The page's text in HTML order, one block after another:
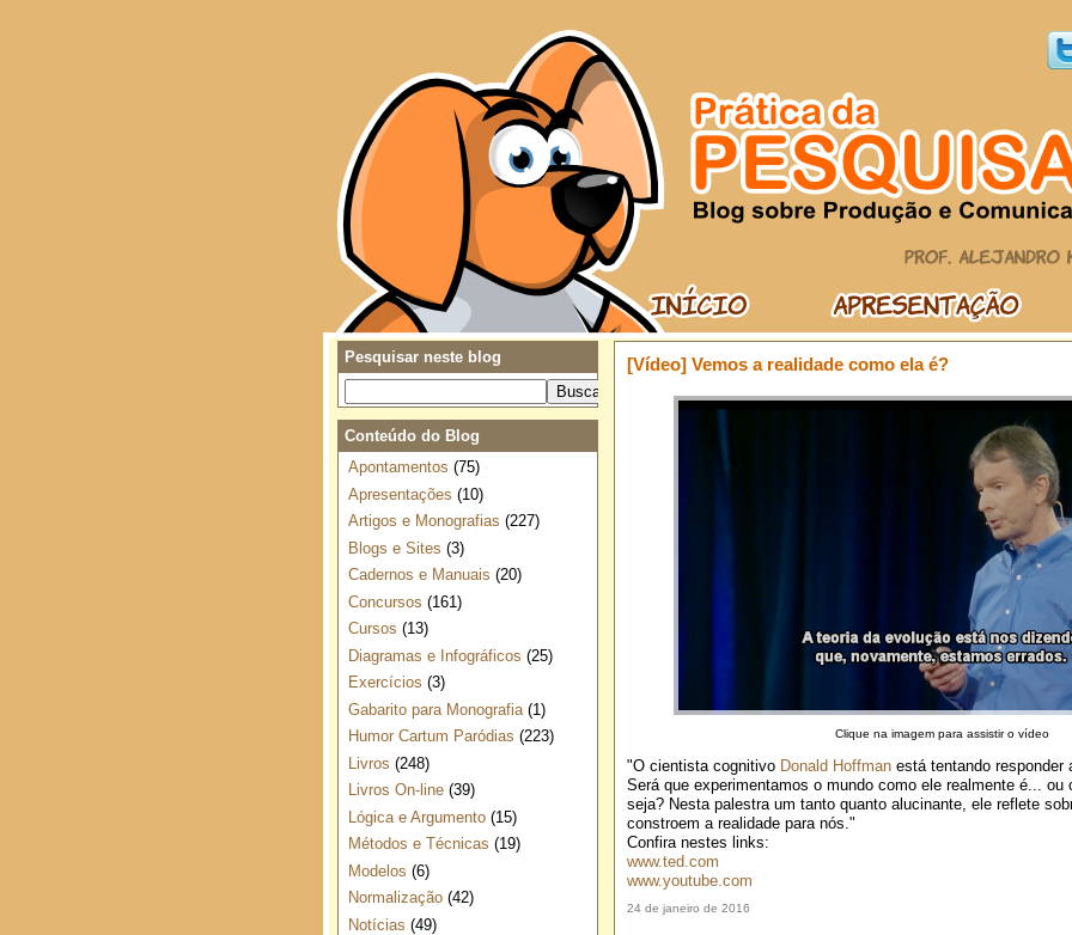
[Vídeo] Vemos a realidade como ela é?
Clique na imagem para assistir o vídeo
"O cientista cognitivo Donald Hoffmanestá tentando responder
Será que experimentamos o mundo como ele realmente é... ou
seja? Nesta palestra um tanto quanto alucinante, ele reflete
constroem a realidade para nós."
Confira nestes links:
www.ted.com
www.youtube.com
24 de janeiro de 2016
Pesquisar neste blog
Conteúdo do Blog
Apontamentos (75)
Apresentações (10)
Artigos e Monografias (227)
Blogs e Sites (3)
Cadernos e Manuais (20)
Concursos (161)
Cursos (13)
Diagramas e Infográficos (25)
Exercícios (3)
Gabarito para Monografia (1)
Humor Cartum Paródias (223)
Livros (248)
Livros On-line (39)
Lógica e Argumento (15)
Métodos e Técnicas (19)
Modelos (6)
Normalização (42)
Notícias (49)